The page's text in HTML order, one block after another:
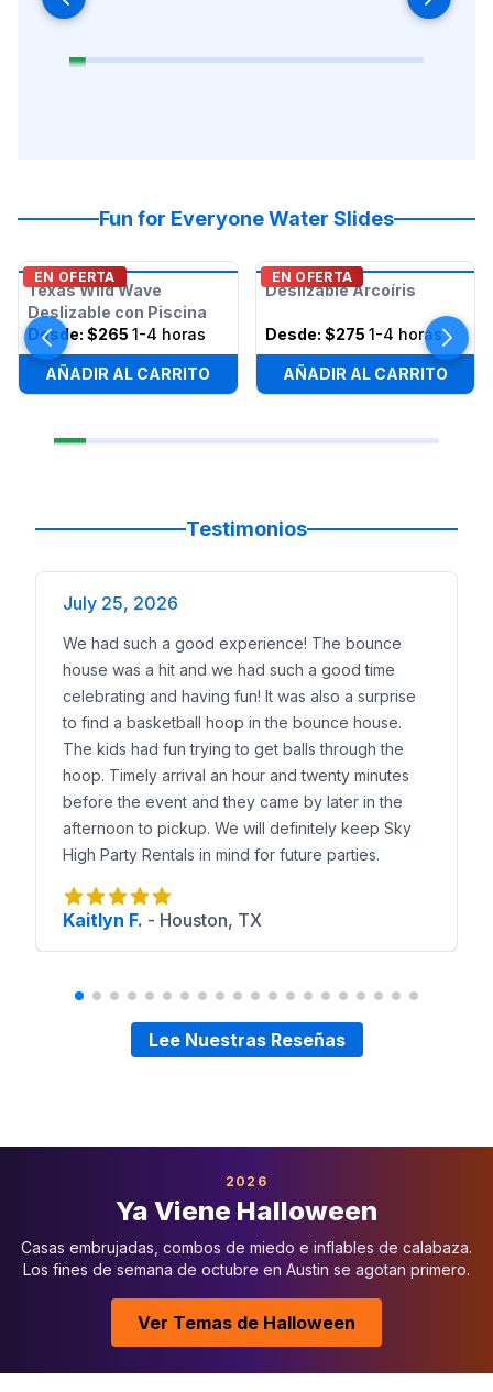
Fun for Everyone Water Slides
EN OFERTA
Texas Wild Wave
Deslizable con Piscina
Desde: $265 1-4 horas
AÑADIR AL CARRITO
EN OFERTA
Deslizable Arcoíris
Desde: $275 1-4 horas
AÑADIR AL CARRITO
Testimonios
July 25, 2026
We had such a good experience! The bounce
house was a hit and we had such a good time
celebrating and having fun! It was also a surprise
to find a basketball hoop in the bounce house.
The kids had fun trying to get balls through the
hoop. Timely arrival an hour and twenty minutes
before the event and they came by later in the
afternoon to pickup. We will definitely keep Sky
High Party Rentals in mind for future parties.
Kaitlyn F. - Houston, TX
Lee Nuestras Reseñas
2026
Ya Viene Halloween
Casas embrujadas, combos de miedo e inflables de calabaza.
Los fines de semana de octubre en Austin se agotan primero.
Ver Temas de Halloween